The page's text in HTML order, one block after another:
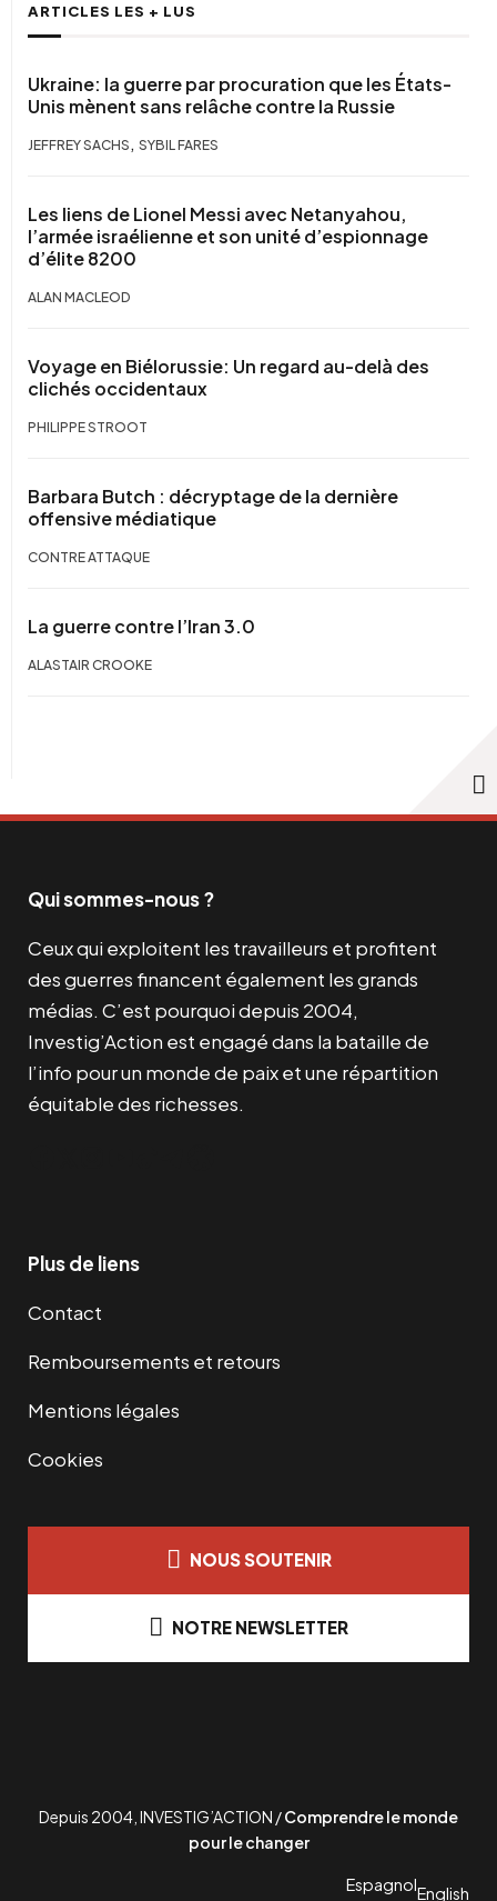
ARTICLES LES + LUS
Ukraine: la guerre par procuration que les États-
Unis mènent sans relâche contre la Russie
JEFFREY SACHS , SYBIL FARES
Les liens de Lionel Messi avec Netanyahou,
l’armée israélienne et son unité d’espionnage
d’élite 8200
ALAN MACLEOD
Voyage en Biélorussie: Un regard au-delà des
clichés occidentaux
PHILIPPE STROOT
Barbara Butch : décryptage de la dernière
offensive médiatique
CONTRE ATTAQUE
La guerre contre l’Iran 3.0
ALASTAIR CROOKE
Qui sommes-nous ?
Ceux qui exploitent les travailleurs et profitent
des guerres financent également les grands
médias. C’est pourquoi depuis 2004,
Investig’Action est engagé dans la bataille de
l’info pour un monde de paix et une répartition
équitable des richesses.
Plus de liens
Contact
Remboursements et retours
Mentions légales
Cookies
NOUS SOUTENIR
NOTRE NEWSLETTER
Depuis 2004, INVESTIG’ACTION /Comprendre le monde
pour le changer
EspagnolEnglish